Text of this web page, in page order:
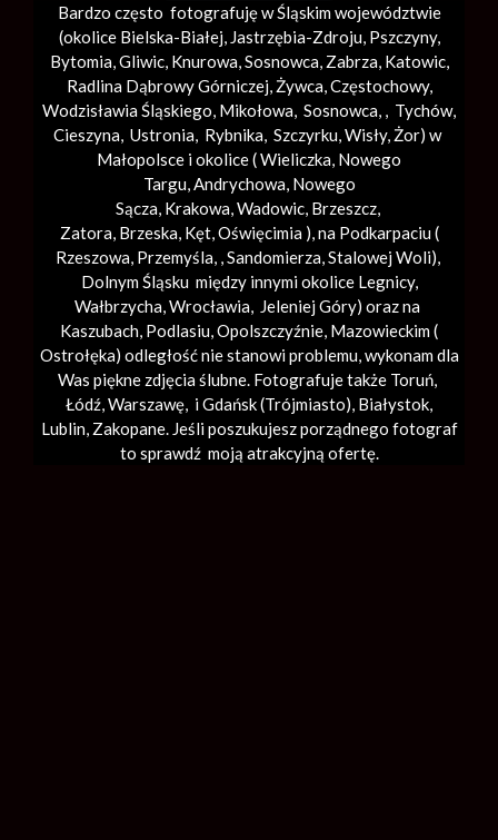
Bardzo często fotografuję w Śląskim województwie
(okolice Bielska-Białej, Jastrzębia-Zdroju, Pszczyny,
Bytomia, Gliwic, Knurowa, Sosnowca, Zabrza, Katowic,
Radlina Dąbrowy Górniczej, Żywca, Częstochowy,
Wodzisławia Śląskiego, Mikołowa, Sosnowca, , Tychów,
Cieszyna, Ustronia, Rybnika, Szczyrku, Wisły, Żor) w
Małopolsce i okolice (Wieliczka, Nowego
Targu,Andrychowa, Nowego
Sącza, Krakowa,Wadowic, Brzeszcz,
Zatora, Brzeska, Kęt,Oświęcimia), na Podkarpaciu (
Rzeszowa, Przemyśla, ,Sandomierza,Stalowej Woli),
Dolnym Śląsku między innymi okolice Legnicy,
Wałbrzycha,Wrocławia, Jeleniej Góry) oraz na
Kaszubach, Podlasiu, Opolszczyźnie, Mazowieckim (
Ostrołęka) odległość nie stanowi problemu, wykonam dla
Was piękne zdjęcia ślubne. Fotografuje także Toruń,
Łódź,Warszawę, i Gdańsk (Trójmiasto), Białystok,
Lublin, Zakopane. Jeśli poszukujesz porządnego fotograf
to sprawdź moją atrakcyjną ofertę.